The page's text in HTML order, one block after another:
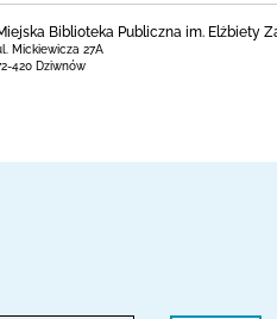
Biblioteka Publiczna im. Elżbiety
Mickiewicza 27A
420 Dziwnów